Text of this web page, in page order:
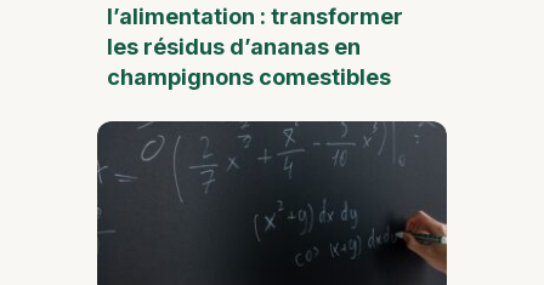
l’alimentation : transformer
les résidus d’ananas en
champignons comestibles